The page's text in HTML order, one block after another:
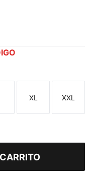
Talla
XL
Talla
XXL